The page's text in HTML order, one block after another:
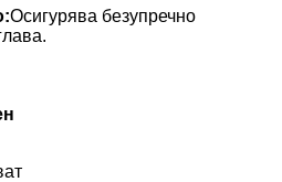
Осигурява безупречно